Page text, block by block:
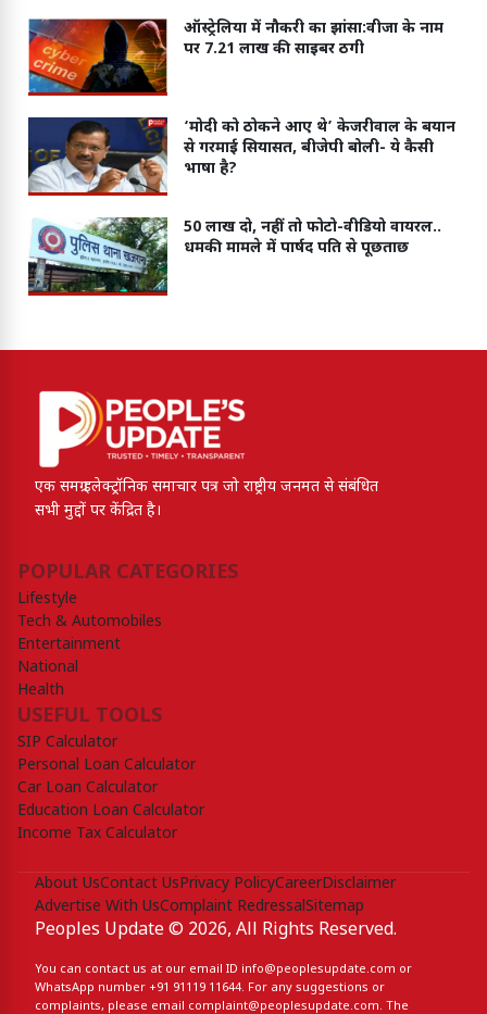
ऑस्ट्रेलिया में नौकरी का झांसा:वीजा के नाम
पर 7.21 लाख की साइबर ठगी
‘मोदी को ठोकने आए थे’ केजरीवाल के बयान
से गरमाई सियासत, बीजेपी बोली- ये कैसी
भाषा है?
50 लाख दो, नहीं तो फोटो-वीडियो वायरल..
धमकी मामले में पार्षद पति से पूछताछ
एक समग्र इलेक्ट्रॉनिक समाचार पत्र जो राष्ट्रीय जनमत से संबंधित
सभी मुद्दों पर केंद्रित है।
POPULAR CATEGORIES
Lifestyle
Tech & Automobiles
Entertainment
National
Health
USEFUL TOOLS
SIP Calculator
Personal Loan Calculator
Car Loan Calculator
Education Loan Calculator
Income Tax Calculator
About UsContact UsPrivacy PolicyCareerDisclaimer
Advertise With UsComplaint RedressalSitemap
Peoples Update © 2026, All Rights Reserved.
You can contact us at our email ID info@peoplesupdate.com or
WhatsApp number +91 91119 11644. For any suggestions or
complaints, please email complaint@peoplesupdate.com. The